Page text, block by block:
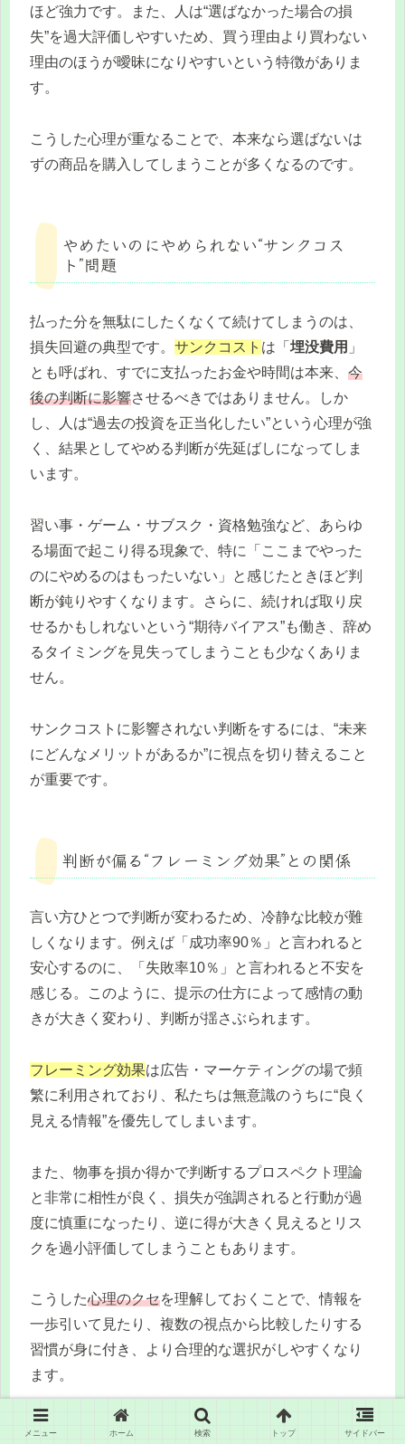
ほど強力です。また、人は“選ばなかった場合の損
失”を過大評価しやすいため、買う理由より買わない
理由のほうが曖昧になりやすいという特徴がありま
す。
こうした心理が重なることで、本来なら選ばないは
ずの商品を購入してしまうことが多くなるのです。
やめたいのにやめられない“サンクコス
ト”問題
払った分を無駄にしたくなくて続けてしまうのは、
損失回避の典型です。 サンクコスト は「 埋没費用 」
とも呼ばれ、すでに支払ったお金や時間は本来、 今
後の判断に影響させるべきではありません。しか
し、人は“過去の投資を正当化したい”という心理が強
く、結果としてやめる判断が先延ばしになってしま
います。
習い事・ゲーム・サブスク・資格勉強など、あらゆ
る場面で起こり得る現象で、特に「ここまでやった
のにやめるのはもったいない」と感じたときほど判
断が鈍りやすくなります。さらに、続ければ取り戻
せるかもしれないという“期待バイアス”も働き、辞め
るタイミングを見失ってしまうことも少なくありま
せん。
サンクコストに影響されない判断をするには、“未来
にどんなメリットがあるか”に視点を切り替えること
が重要です。
判断が偏る“フレーミング効果”との関係
言い方ひとつで判断が変わるため、冷静な比較が難
しくなります。例えば「成功率90％」と言われると
安心するのに、「失敗率10％」と言われると不安を
感じる。このように、提示の仕方によって感情の動
きが大きく変わり、判断が揺さぶられます。
フレーミング効果は広告・マーケティングの場で頻
繁に利用されており、私たちは無意識のうちに“良く
見える情報”を優先してしまいます。
また、物事を損か得かで判断するプロスペクト理論
と非常に相性が良く、損失が強調されると行動が過
度に慎重になったり、逆に得が大きく見えるとリス
クを過小評価してしまうこともあります。
こうした心理のクセを理解しておくことで、情報を
一歩引いて見たり、複数の視点から比較したりする
習慣が身に付き、より合理的な選択がしやすくなり
ます。
メニュー ホーム 検索 トップ サイドバー